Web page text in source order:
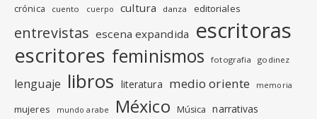
crónica cuento cuerpo cultura danza editoriales
entrevistas escena expandida escritoras
escritores feminismos fotografia godinez
lenguaje libros literatura medio oriente memoria
mujeres mundo arabe México Música narrativas